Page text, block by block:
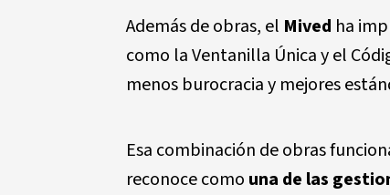
Además de obras, el Mived ha
como la Ventanilla Única y el
menos burocracia y mejores
Esa combinación de obras
reconoce como una de las